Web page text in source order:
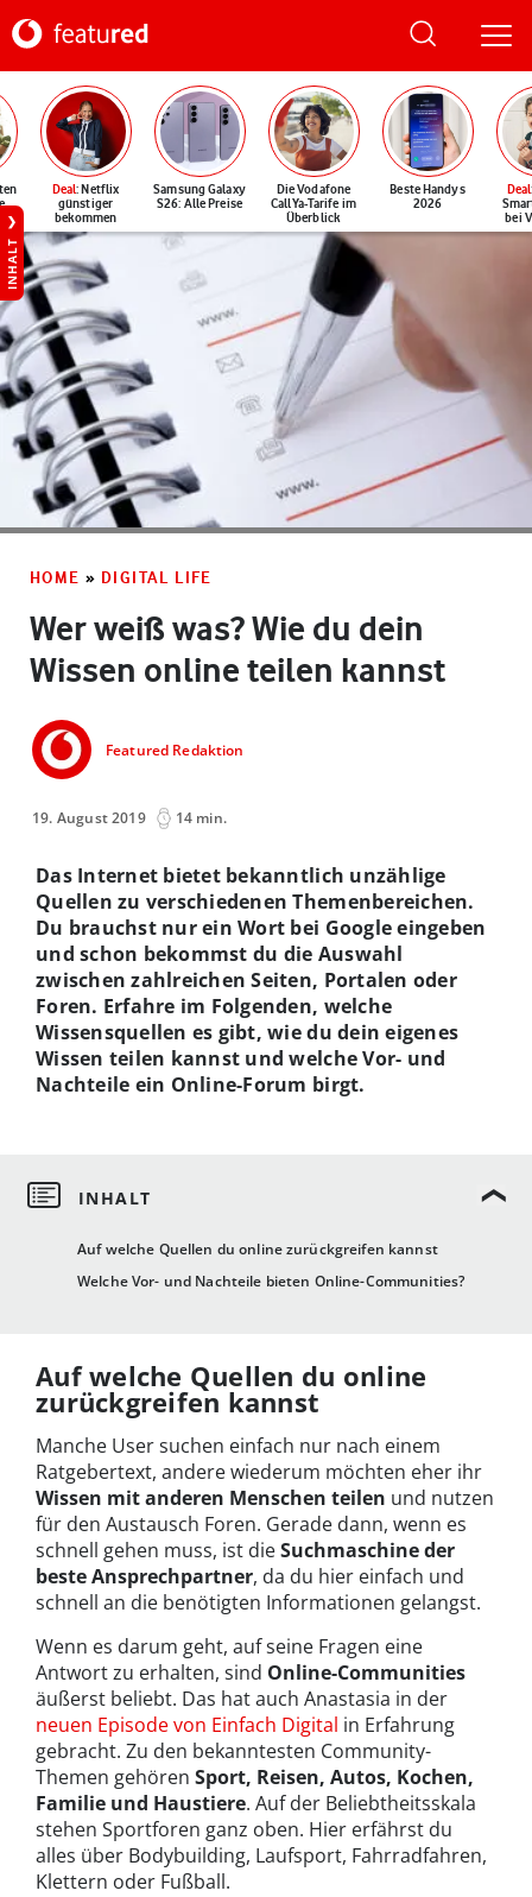
Deal: Netflix
günstiger
bekommen
Samsung Galaxy
S26: Alle Preise
Die Vodafone
CallYa-Tarife im
Überblick
Beste Handys
2026
Deal
bei
INHALT
HOME » DIGITAL LIFE
Wer weiß was? Wie du dein
Wissen online teilen kannst
Featured Redaktion
19. August 2019 14 min.
Auf welche Quellen du online zurückgreifen kannst
Welche Vor- und Nachteile bieten Online-Communities?
Das Internet bietet bekanntlich unzählige
Quellen zu verschiedenen Themenbereichen.
Du brauchst nur ein Wort bei Google eingeben
und schon bekommst du die Auswahl
zwischen zahlreichen Seiten, Portalen oder
Foren. Erfahre im Folgenden, welche
Wissensquellen es gibt, wie du dein eigenes
Wissen teilen kannst und welche Vor- und
Nachteile ein Online-Forum birgt.
Auf welche Quellen du online
zurückgreifen kannst
Manche User suchen einfach nur nach einem
Ratgebertext, andere wiederum möchten eher ihr
Wissen mit anderen Menschen teilen und nutzen
für den Austausch Foren. Gerade dann, wenn es
schnell gehen muss, ist dieSuchmaschine der
beste Ansprechpartner, da du hier einfach und
schnell an die benötigten Informationen gelangst.
Wenn es darum geht, auf seine Fragen eine
Antwort zu erhalten, sind Online-Communities
äußerst beliebt. Das hat auch Anastasia in der
neuen Episode von Einfach Digital in Erfahrung
gebracht. Zu den bekanntesten Community-
Themen gehören Sport, Reisen, Autos, Kochen,
Familie und Haustiere. Auf der Beliebtheitsskala
stehen Sportforen ganz oben. Hier erfährst du
alles über Bodybuilding, Laufsport, Fahrradfahren,
Klettern oder Fußball.